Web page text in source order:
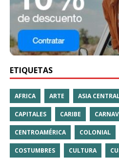
ETIQUETAS
AFRICA ARTE ASIA
CAPITALES CARIBE
CENTROAMÉRICA COLONIAL
COSTUMBRES CULTURA